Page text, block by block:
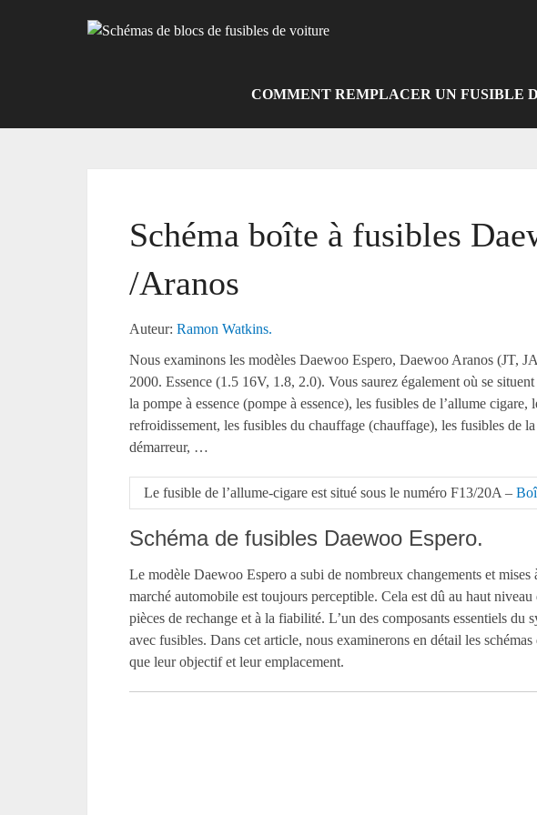
COMMENT REMPLACER UN FUSIBLE
Schéma boîte à fusibles
/Aranos
Auteur: Ramon Watkins.
Nous examinons les modèles Daewoo Espero, Daewoo Aranos (JT,
2000. Essence (1.5 16V, 1.8, 2.0). Vous saurez également où se
la pompe à essence (pompe à essence), les fusibles de l’allume
refroidissement, les fusibles du chauffage (chauffage), les fusibles de
démarreur, …
Le fusible de l’allume-cigare est situé sous le numéro F13/20A –
Schéma de fusibles Daewoo Espero.
Le modèle Daewoo Espero a subi de nombreux changements et mises
marché automobile est toujours perceptible. Cela est dû au haut
pièces de rechange et à la fiabilité. L’un des composants essentiels du
avec fusibles. Dans cet article, nous examinerons en détail les
que leur objectif et leur emplacement.